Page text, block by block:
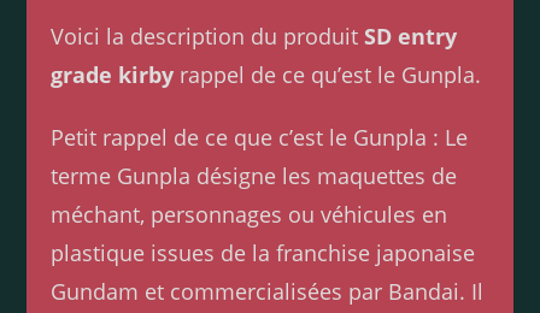
Voici la description du produitSD entry
grade kirby rappel de ce qu’est le Gunpla.
Petit rappel de ce que c’est le Gunpla : Le
terme Gunpla désigne les maquettes de
méchant, personnages ou véhicules en
plastique issues de la franchise japonaise
Gundam et commercialisées par Bandai. Il